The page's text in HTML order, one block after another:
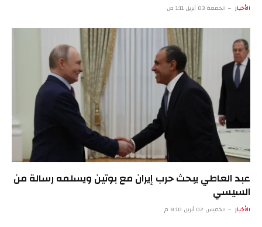
الأخبار الجمعة 03 أبريل 1:11 ص
عبد العاطي يبحث حرب إيران مع بوتين ويسلمه رسالة من
السيسي
الأخبار الخميس 02 أبريل 8:10 م